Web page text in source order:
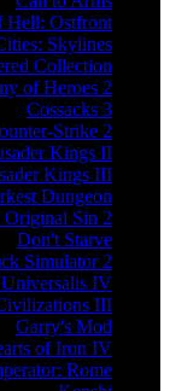
Hell: Ostfront
Skylines
Collection
of Heroes 2
Cossacks 3
Strike 2
Kings II
Kings III
Dungeon
Sin 2
Don't Starve
Simulator 2
IV
III
Garry's Mod
of Iron IV
Rome